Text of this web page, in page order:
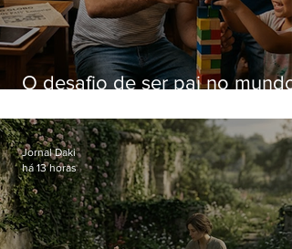
O desafio de ser pai no mundo
Jornal Daki
há 13 horas